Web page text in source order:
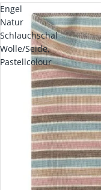
Engel
Natur
Schlauchschal
Wolle/Seide,
Pastellcolour